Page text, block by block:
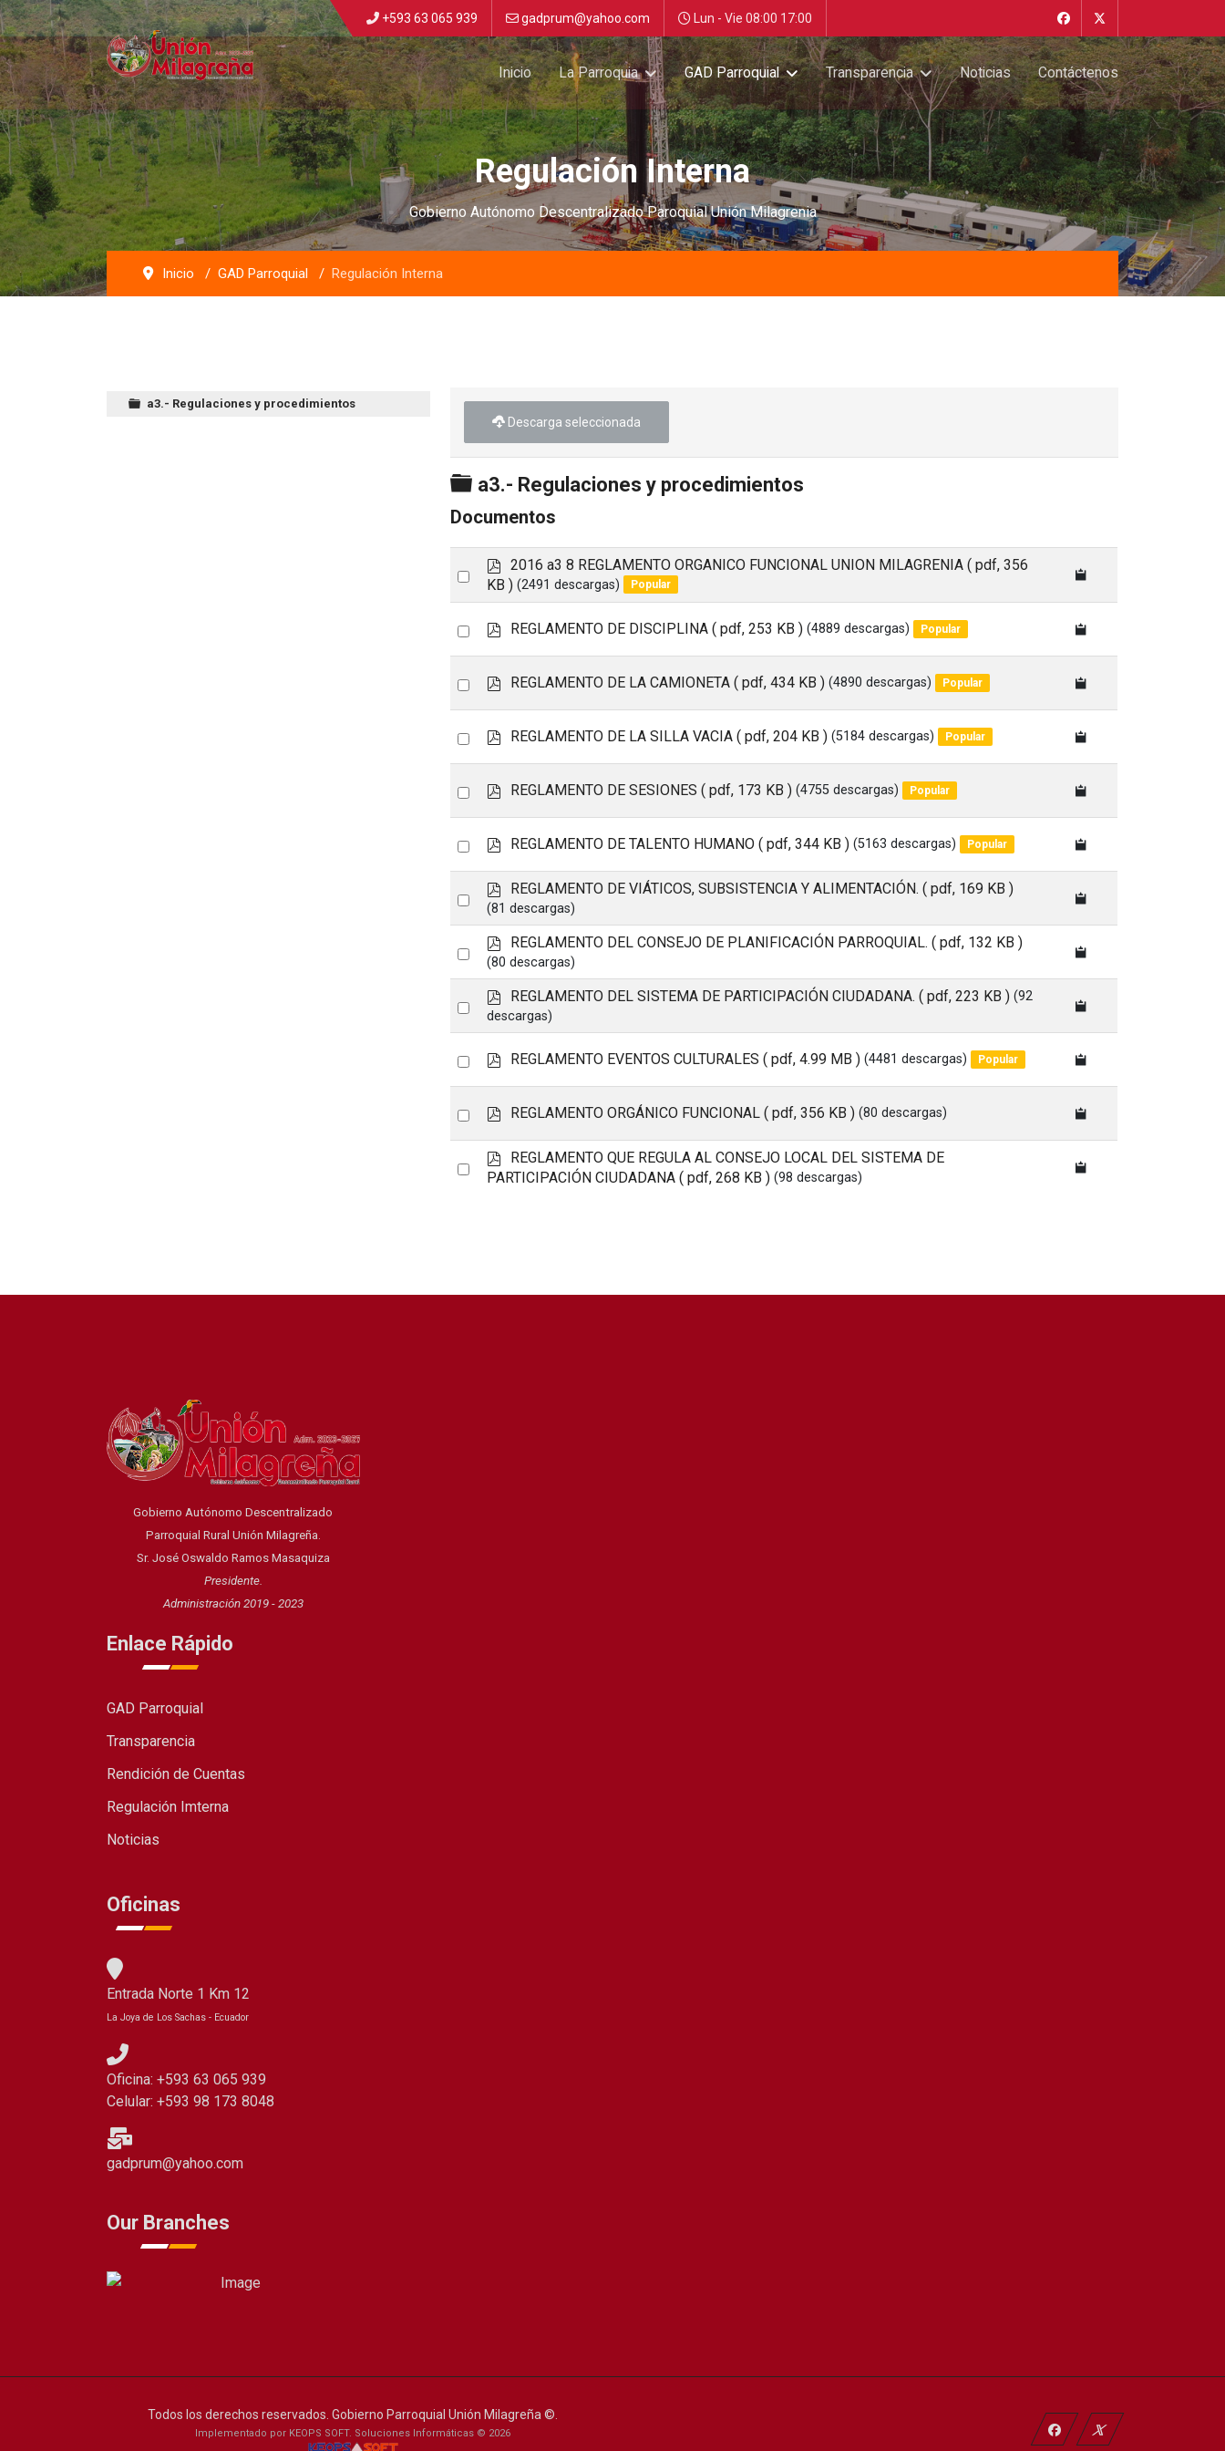
+593 63 065 939 gadprum@yahoo.com Lun - Vie 08:00 17:00
Inicio La Parroquia GAD Parroquial Transparencia Noticias Contáctenos
Regulación Interna
Gobierno Autónomo Descentralizado Paroquial Unión Milagrenia
Inicio GAD Parroquial Regulación Interna
a3.- Regulaciones y procedimientos
Descarga seleccionada
Carpeta
a3.- Regulaciones y procedimientos
Documentos
Select
an
item
p
d
f
2016 a3 8 REGLAMENTO ORGANICO FUNCIONAL UNION MILAGRENIA ( pdf, 356
KB ) (2491 descargas) Popular
Select
an
item
pREGLAMENTO DE DISCIPLINA ( pdf, 253 KB ) (4889 descargas) Popular
Select
an
item
pREGLAMENTO DE LA CAMIONETA ( pdf, 434 KB ) (4890 descargas) Popular
Select
an
item
pREGLAMENTO DE LA SILLA VACIA ( pdf, 204 KB ) (5184 descargas) Popular
Select
an
item
pREGLAMENTO DE SESIONES( pdf, 173 KB ) (4755 descargas) Popular
Select
an
item
pREGLAMENTO DE TALENTO HUMANO ( pdf, 344 KB ) (5163 descargas) Popular
Select
an
item
p
d
f
REGLAMENTO DE VIÁTICOS, SUBSISTENCIA Y ALIMENTACIÓN. ( pdf, 169 KB )
(81 descargas)
Select
an
item
p
d
f
REGLAMENTO DEL CONSEJO DE PLANIFICACIÓN PARROQUIAL. ( pdf, 132 KB )
(80 descargas)
Select
an
item
p
d
f
REGLAMENTO DEL SISTEMA DE PARTICIPACIÓN CIUDADANA. ( pdf, 223 KB ) (92
descargas)
Select
an
item
pREGLAMENTO EVENTOS CULTURALES ( pdf, 4.99 MB ) (4481 descargas) Popular
Select
an
item
pREGLAMENTO ORGÁNICO FUNCIONAL ( pdf, 356 KB ) (80 descargas)
Select
p
d
REGLAMENTO QUE REGULA AL CONSEJO LOCAL DEL SISTEMA DE
PARTICIPACIÓN CIUDADANA ( pdf, 268 KB ) (98 descargas)
Gobierno Autónomo Descentralizado
Parroquial Rural Unión Milagreña.
Sr. José Oswaldo Ramos Masaquiza
Presidente.
Administración 2019 - 2023
Enlace Rápido
GAD Parroquial
Transparencia
Rendición de Cuentas
Regulación Imterna
Noticias
Oficinas
Entrada Norte 1 Km 12
La Joya de Los Sachas - Ecuador
Oficina: +593 63 065 939
Celular: +593 98 173 8048
gadprum@yahoo.com
Our Branches
Todos los derechos reservados. Gobierno Parroquial Unión Milagreña ©.
Implementado por KEOPS SOFT. Soluciones Informáticas © 2026